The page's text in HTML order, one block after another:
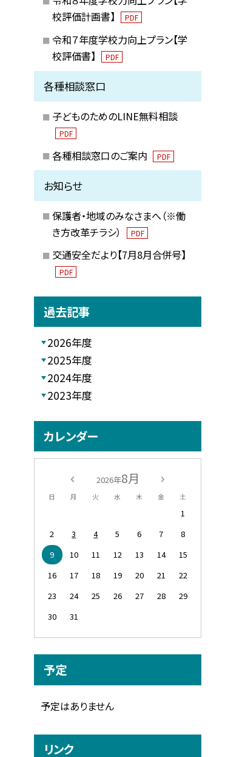
校評価計画書】
PDF
令和７年度学校力向上プラン【学
校評価書】
PDF
各種相談窓口
子どものためのLINE無料相談
PDF
各種相談窓口のご案内 PDF
お知らせ
保護者・地域のみなさまへ（※働
き方改革チラシ）
PDF
交通安全だより【7月8月合併号】
PDF
過去記事
2026年度
2025年度
2024年度
2023年度
カレンダー
2026年8月
日 月 火 水 木 金 土
1
2
3 4 5 6 7
8
9
10 11 12 13 14
15
16
17 18 19 20 21
22
23
24 25 26 27 28
29
30
31
予定
予定はありません
リンク